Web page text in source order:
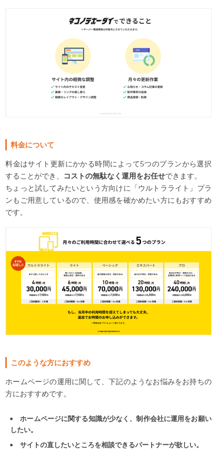
料金について
料金はサイト更新にかかる時間によって5つのプランから選択
することができ、 コストの無駄なく運用をお任せできます。
ちょっと試してみたいという方向けに「ウルトラライト」プラ
ンもご用意しているので、使用感を確かめたい方にもおすすめ
です。
このような方におすすめ
ホームページの運用に関して、下記のようなお悩みをお持ちの
方におすすめです。
ホームページに関する知識が少なく、制作会社に運用をお願い
したい。
サイトの直したいところを相談できるパートナーが欲しい。